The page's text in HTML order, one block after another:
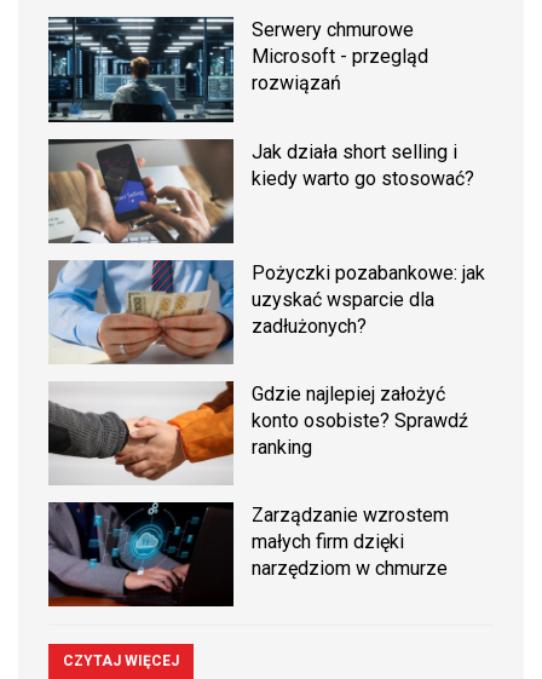
Serwery chmurowe
Microsoft - przegląd
rozwiązań
Jak działa short selling i
kiedy warto go stosować?
Pożyczki pozabankowe: jak
uzyskać wsparcie dla
zadłużonych?
Gdzie najlepiej założyć
konto osobiste? Sprawdź
ranking
Zarządzanie wzrostem
małych firm dzięki
narzędziom w chmurze
CZYTAJ WIĘCEJ